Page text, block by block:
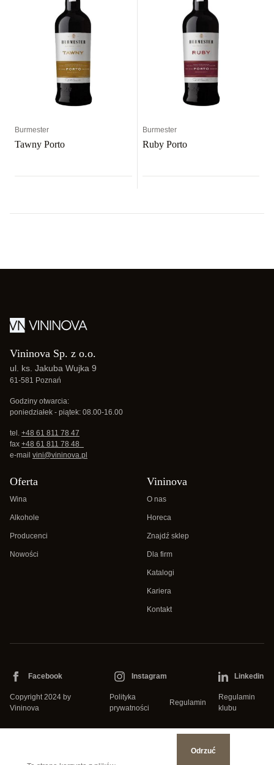
Burmester
Tawny Porto
Burmester
Ruby Porto
Vininova Sp. z o.o.
ul. ks. Jakuba Wujka 9
61-581 Poznań
Godziny otwarcia:
poniedziałek - piątek: 08.00-16.00
tel. +48 61 811 78 47
fax +48 61 811 78 48
e-mail vini@vininova.pl
Oferta
Wina
Alkohole
Producenci
Nowości
Vininova
O nas
Horeca
Znajdź sklep
Dla firm
Katalogi
Kariera
Kontakt
Copyright 2024 by
Vininova
Polityka
prywatności
Regulamin
Regulamin
klubu
Facebook Instagram Linkedin
Odrzuć